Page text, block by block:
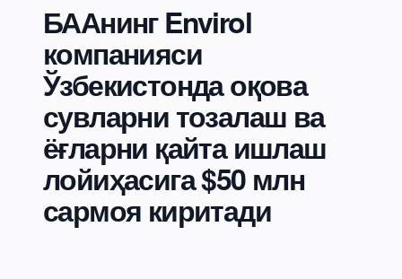
БААнинг Envirol
компанияси
Ўзбекистонда оқова
сувларни тозалаш ва
ёғларни қайта ишлаш
лойиҳасига $50 млн
сармоя киритади